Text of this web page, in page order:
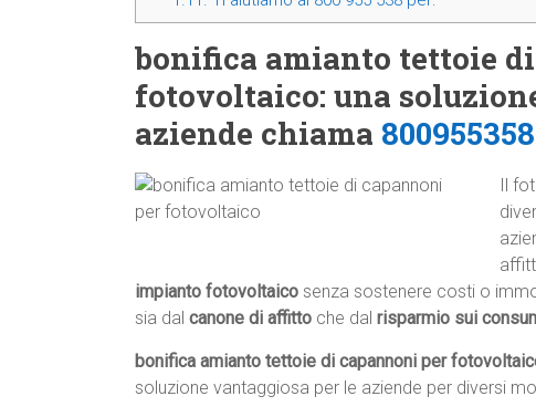
bonifica amianto tettoie
fotovoltaico: una
aziende chiama 800955358
Il
impianto fotovoltaico senza sostenere costi o
sia dal canone di affitto che dal risparmio sui
bonifica amianto tettoie di capannoni per
soluzione vantaggiosa per le aziende per diversi